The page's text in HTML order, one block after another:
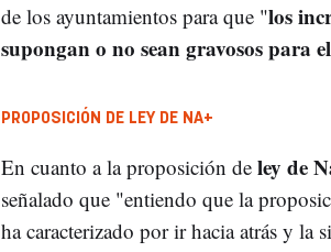
de los ayuntamientos para que "los
supongan o no sean gravosos para
PROPOSICIÓN DE LEY DE NA+
En cuanto a la proposición de ley de
señalado que "entiendo que la
ha caracterizado por ir hacia atrás y la